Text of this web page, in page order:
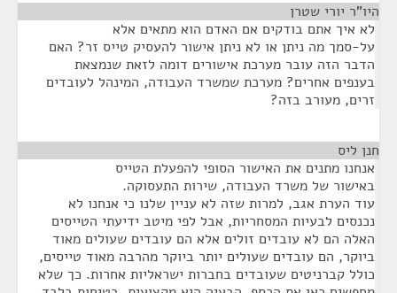
היו"ר יורי שטרן
לא איך אתם בודקים אם האדם הוא מתאים אלא
על-סמך מה ניתן או לא ניתן אישור להעסיק טייס זר? האם
הדבר הזה עובר מערכת אישורים דומה לזאת שנמצאת
בענפים אחרים? מערכת שמשרד העבודה, המינהל לעובדים
זרים, מעורב בזה?
חנן ליס
אנחנו מתנים את האישור הסופי להפעלת הטייס
באישור של משרד העבודה, שירות התעסוקה.
עוד הערת אגב, למרות שזה לא עניין שלנו כי אנחנו לא
נכנסים לבעיות המסחריות, אבל לפי מיטב ידיעתי הטייסים
האלה הם לא עובדים זולים אלא הם עובדים שעולים מאוד
ביוקר, הם עובדים שעולים יותר ביוקר מהרבה מאוד טייסים,
כולל קברניטים שעובדים בחברות ישראליות אחרות. כך שלא